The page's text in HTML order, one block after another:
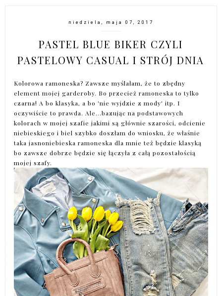
niedziela, maja 07, 2017
PASTEL BLUE BIKER CZYLI
PASTELOWY CASUAL I STRÓJ DNIA
Kolorowa ramoneska? Zawsze myślałam, że to zbędny
element mojej garderoby. Bo przecież ramoneska to tylko
czarna! A bo klasyka, a bo 'nie wyjdzie z mody' itp. I
oczywiście to prawda. Ale...bazując na podstawowych
kolorach w mojej szafie jakimi są głównie szarości, odcienie
niebieskiego i biel szybko doszłam do wniosku, że właśnie
taka jasnoniebieska ramoneska dla mnie też będzie klasyką
bo zawsze dobrze będzie się łączyła z całą pozostałością
mojej szafy.